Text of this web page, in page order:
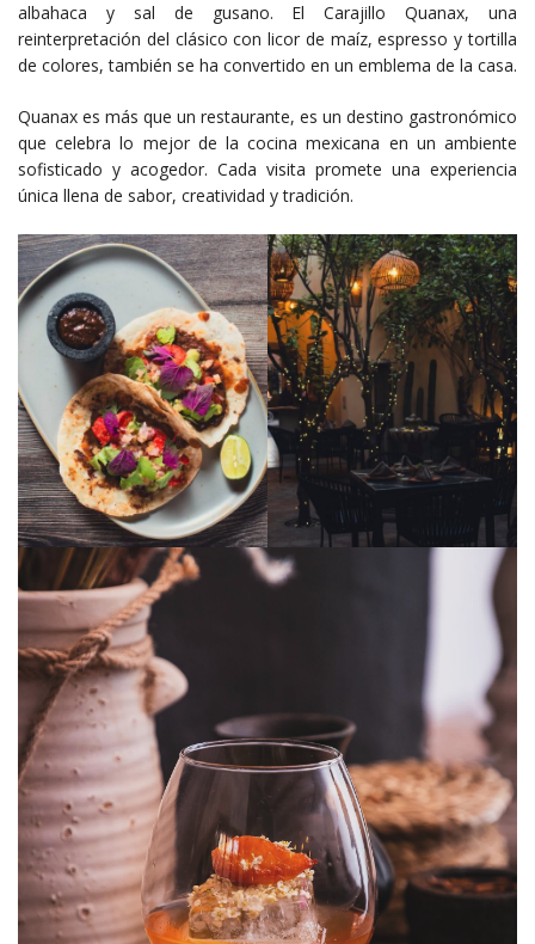
albahaca y sal de gusano. El Carajillo Quanax, una
reinterpretación del clásico con licor de maíz, espresso y tortilla
de colores, también se ha convertido en un emblema de la casa.
Quanax es más que un restaurante, es un destino gastronómico
que celebra lo mejor de la cocina mexicana en un ambiente
sofisticado y acogedor. Cada visita promete una experiencia
única llena de sabor, creatividad y tradición.